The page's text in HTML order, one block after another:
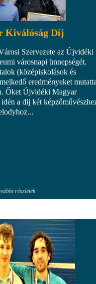
Kiválóság Díj
Szervezete az Újvidéki
városnapi ünnepségét.
(középiskolások és
eredményeket
Őket Újvidéki Magyar
a dij két
részletek